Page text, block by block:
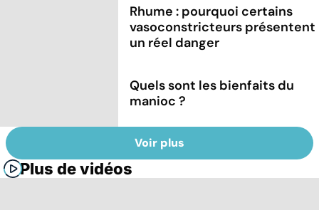
Rhume : pourquoi certains
vasoconstricteurs présentent
un réel danger
Quels sont les bienfaits du
manioc ?
Voir plus
Plus de vidéos